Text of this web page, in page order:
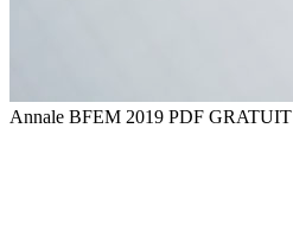
Annale BFEM 2019 PDF GRATUIT